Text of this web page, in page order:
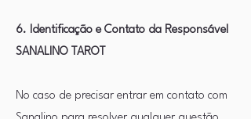
6. Identificação e Contato da Responsável
SANALINO TAROT
No caso de precisar entrar em contato com